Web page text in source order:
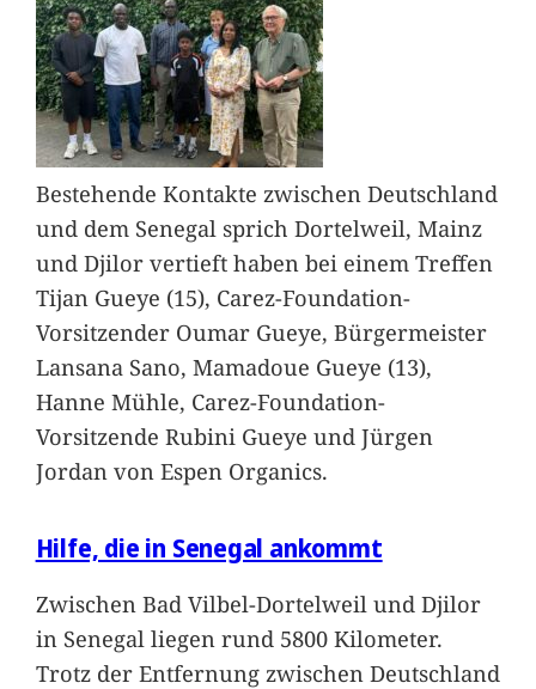
Bestehende Kontakte zwischen Deutschland
und dem Senegal sprich Dortelweil, Mainz
und Djilor vertieft haben bei einem Treffen
Tijan Gueye (15), Carez-Foundation-
Vorsitzender Oumar Gueye, Bürgermeister
Lansana Sano, Mamadoue Gueye (13),
Hanne Mühle, Carez-Foundation-
Vorsitzende Rubini Gueye und Jürgen
Jordan von Espen Organics.
Hilfe, die in Senegal ankommt
Zwischen Bad Vilbel-Dortelweil und Djilor
in Senegal liegen rund 5800 Kilometer.
Trotz der Entfernung zwischen Deutschland